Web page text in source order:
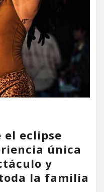
el eclipse
única
y
la familia